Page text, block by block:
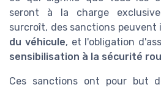
seront à la charge
surcroît, des sanctions peuvent
du véhicule, et l'obligation
sensibilisation à la sécurité
Ces sanctions ont pour but